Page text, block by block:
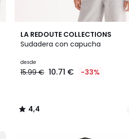
LA REDOUTE COLLECTIONS
Sudadera con capucha
desde
15.99 € 10.71 € -33%
4,4
/ 5
2
Colores
4,4
/